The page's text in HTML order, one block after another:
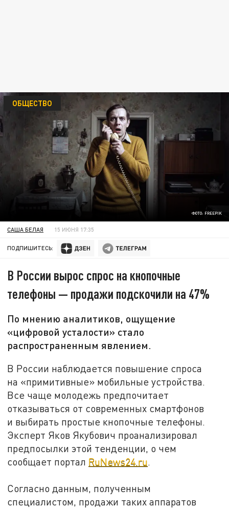
ФОТО: FREEPIK
ОБЩЕСТВО
САША БЕЛАЯ 15 ИЮНЯ 17:35
ПОДПИШИТЕСЬ:
В России вырос спрос на кнопочные
телефоны — продажи подскочили на 47%
По мнению аналитиков, ощущение
«цифровой усталости» стало
распространенным явлением.
В России наблюдается повышение спроса
на «примитивные» мобильные устройства.
Все чаще молодежь предпочитает
отказываться от современных смартфонов
и выбирать простые кнопочные телефоны.
Эксперт Яков Якубович проанализировал
предпосылки этой тенденции, о чем
сообщает портал RuNews24.ru.
Согласно данным, полученным
специалистом, продажи таких аппаратов